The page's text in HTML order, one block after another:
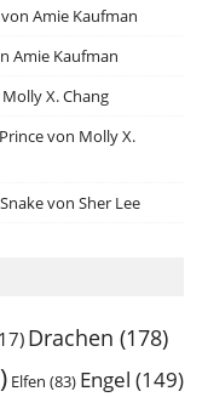
Amie Kaufman
Amie Kaufman
X. Chang
von Molly X.
von Sher Lee
Drachen (178)
Elfen (83) Engel (149)